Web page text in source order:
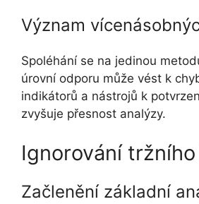
Význam
Spoléhání se na jedinou
úrovní odporu může vést k
indikátorů a nástrojů k
zvyšuje přesnost analýzy.
Ignorování
Začlenění základní